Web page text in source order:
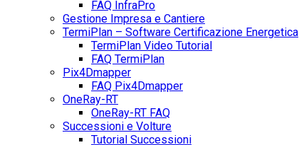
FAQ InfraPro
Gestione Impresa e Cantiere
TermiPlan – Software Certificazione Energetica
TermiPlan Video Tutorial
FAQ TermiPlan
Pix4Dmapper
FAQ Pix4Dmapper
OneRay-RT
OneRay-RT FAQ
Successioni e Volture
Tutorial Successioni